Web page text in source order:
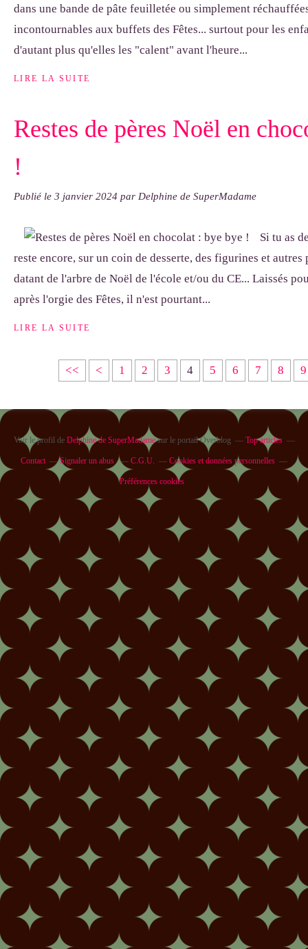
dans une bande de pâte feuilletée ou simplement
incontournables aux buffets des Fêtes... surtout pour les
d'autant plus qu'elles les "calent" avant l'heure...
LIRE LA SUITE
Restes de pères Noël en
!
Publié le 3 janvier 2024 par Delphine de SuperMadame
Si tu as
reste encore, sur un coin de desserte, des figurines et
datant de l'arbre de Noël de l'école et/ou du CE... Laissés
après l'orgie des Fêtes, il n'est pourtant...
LIRE LA SUITE
<< < 1 2 3 4 5 6 7 8 9
Voir le profil de Delphine de SuperMadamesur le portail Overblog Top articles
Contact Signaler un abus C.G.U. Cookies et données personnelles
Préférences cookies